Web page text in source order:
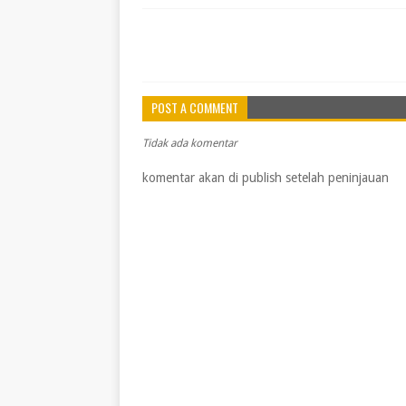
POST A COMMENT
Tidak ada komentar
komentar akan di publish setelah peninjauan